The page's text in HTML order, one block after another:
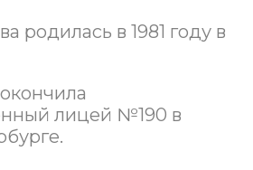
родилась в 1981 году в
лицей №190 в